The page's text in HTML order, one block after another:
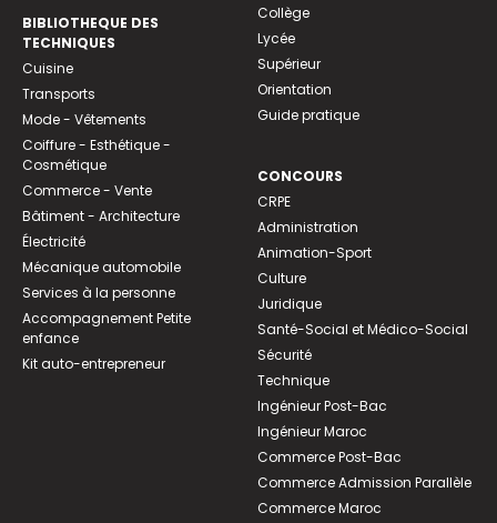
BIBLIOTHEQUE DES
TECHNIQUES
Cuisine
Transports
Mode - Vêtements
Coiffure - Esthétique -
Cosmétique
Commerce - Vente
Bâtiment - Architecture
Électricité
Mécanique automobile
Services à la personne
Accompagnement Petite
enfance
Kit auto-entrepreneur
Collège
Lycée
Supérieur
Orientation
Guide pratique
CONCOURS
CRPE
Administration
Animation-Sport
Culture
Juridique
Santé-Social et Médico-Social
Sécurité
Technique
Ingénieur Post-Bac
Ingénieur Maroc
Commerce Post-Bac
Commerce Admission Parallèle
Commerce Maroc